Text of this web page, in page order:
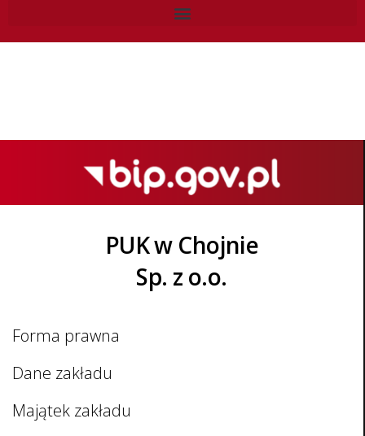
PUK w Chojnie
Sp. z o.o.
Forma prawna
Dane zakładu
Majątek zakładu